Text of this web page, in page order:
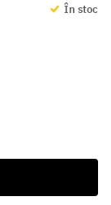
În stoc